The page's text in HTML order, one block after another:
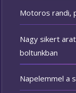
Motoros randi,
Nagy sikert
boltunkban
Napelemmel a